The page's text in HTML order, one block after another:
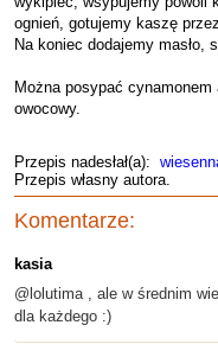
ognień, gotujemy kaszę
Na koniec dodajemy masło,
Można posypać
owocowy.
Przepis nadesłał(a):
Przepis własny autora.
Komentarze:
kasia
@lolutima , ale w średnim
dla każdego :)